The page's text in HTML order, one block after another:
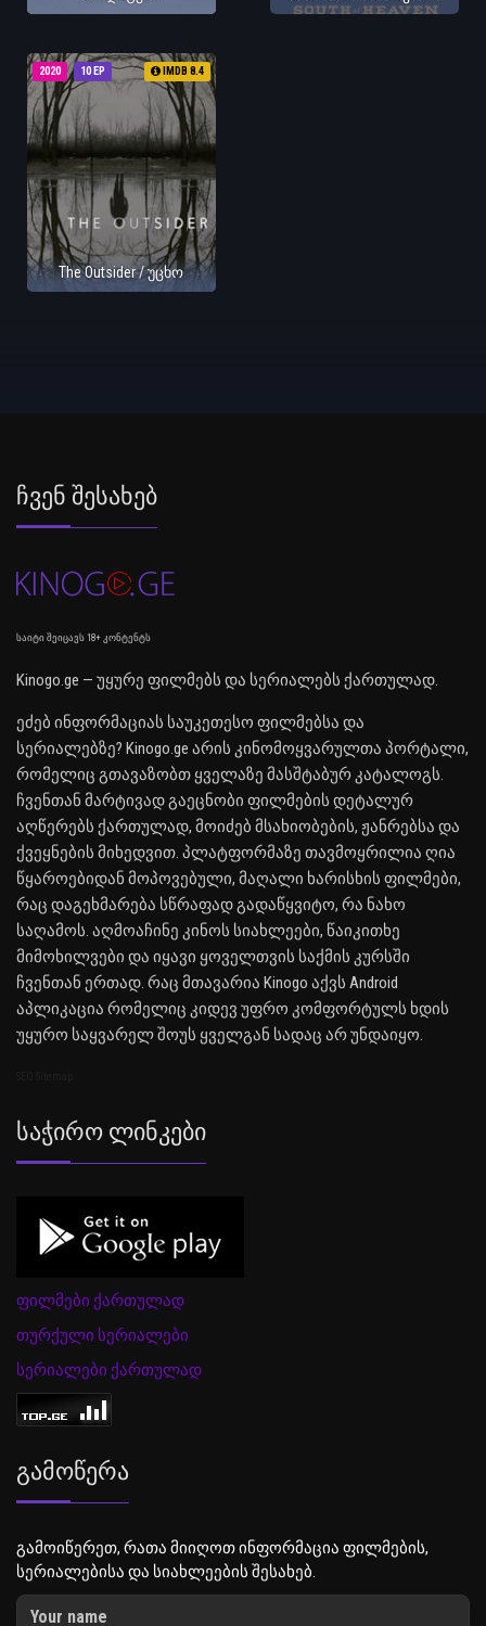
10 EP
2020 IMDB 8.4
The Outsider / უცხო
Ჩვენ Შესახებ
საიტი შეიცავს 18+ კონტენტს
Kinogo.ge — უყურე ფილმებს და სერიალებს ქართულად.
ეძებ ინფორმაციას საუკეთესო ფილმებსა და
სერიალებზე? Kinogo.ge არის კინომოყვარულთა პორტალი,
რომელიც გთავაზობთ ყველაზე მასშტაბურ კატალოგს.
ჩვენთან მარტივად გაეცნობი ფილმების დეტალურ
აღწერებს ქართულად, მოიძებ მსახიობების, ჟანრებსა და
ქვეყნების მიხედვით. პლატფორმაზე თავმოყრილია ღია
წყაროებიდან მოპოვებული, მაღალი ხარისხის ფილმები,
რაც დაგეხმარება სწრაფად გადაწყვიტო, რა ნახო
საღამოს. აღმოაჩინე კინოს სიახლეები, წაიკითხე
მიმოხილვები და იყავი ყოველთვის საქმის კურსში
ჩვენთან ერთად. რაც მთავარია Kinogo აქვს Android
აპლიკაცია რომელიც კიდევ უფრო კომფორტულს ხდის
უყურო საყვარელ შოუს ყველგან სადაც არ უნდაიყო.
Საჭირო Ლინკები
ფილმები ქართულად
თურქული სერიალები
სერიალები ქართულად
Გამოწერა
გამოიწერეთ, რათა მიიღოთ ინფორმაცია ფილმების,
სერიალებისა და სიახლეების შესახებ.